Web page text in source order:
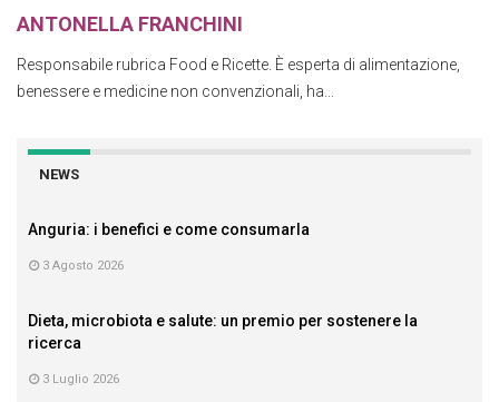
ANTONELLA FRANCHINI
Responsabile rubrica Food e Ricette. È esperta di alimentazione,
benessere e medicine non convenzionali, ha...
NEWS
Anguria: i benefici e come consumarla
3 Agosto 2026
Dieta, microbiota e salute: un premio per sostenere la
ricerca
3 Luglio 2026